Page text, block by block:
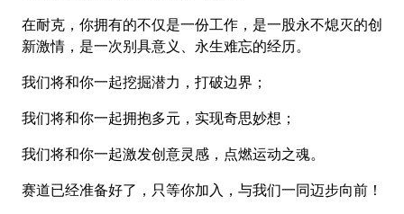
在耐克，你拥有的不仅是一份工作，是一股永不熄灭的创
新激情，是一次别具意义、永生难忘的经历。
我们将和你一起挖掘潜力，打破边界；
我们将和你一起拥抱多元，实现奇思妙想；
我们将和你一起激发创意灵感，点燃运动之魂。
赛道已经准备好了，只等你加入，与我们一同迈步向前！